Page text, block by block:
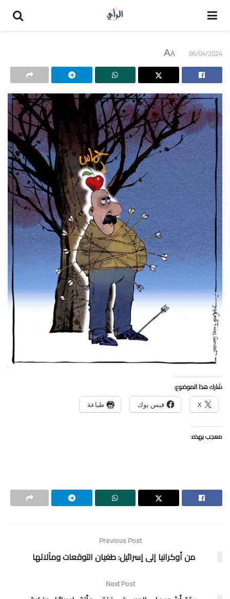
06/04/2024
A
A
شارك هذا الموضوع:
X فيس بوك طباعة
معجب بهذه:
Previous Post
من أوكرانيا إلى إسرائيل: طغيان التوقعات ومآلاتها
Next Post